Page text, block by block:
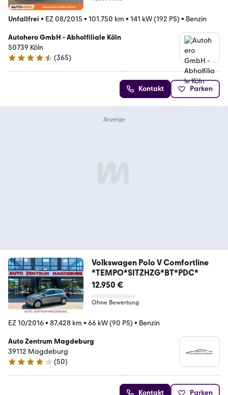
Unfallfrei • EZ 08/2015 • 101.750 km • 141 kW (192 PS) • Benzin
Autohero GmbH - Abholfiliale Köln
50739 Köln
4.6 Sterne
(365)
Kontakt Parken
Volkswagen Polo V Comfortline
*TEMPO*SITZHZG*BT*PDC*
12.950 €
Ohne Bewertung
EZ 10/2016• 87.428 km • 66 kW (90 PS) • Benzin
Auto Zentrum Magdeburg
39112 Magdeburg
4 Sterne
(50)
Kontakt Parken